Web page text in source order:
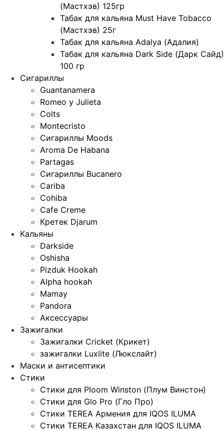
(Мастхэв) 125гр
Табак для кальяна Must Have Tobacco
(Мастхэв) 25г
Табак для кальяна Adalya (Адалия)
Табак для кальяна Dark Side (Дарк Сайд)
100 гр
Сигариллы
Guantanamera
Romeo y Julieta
Colts
Montecristo
Сигариллы Moods
Aroma De Habana
Partagas
Сигариллы Bucanero
Cariba
Cohiba
Cafe Creme
Кретек Djarum
Кальяны
Darkside
Oshisha
Pizduk Hookah
Alpha hookah
Mamay
Pandora
Аксессуары
Зажигалки
Зажигалки Cricket (Крикет)
зажигалки Luxlite (Люкслайт)
Маски и антисептики
Стики
Стики для Ploom Winston (Плум Винстон)
Стики для Glo Pro (Гло Про)
Стики TEREA Армения для IQOS ILUMA
Стики TEREA Казахстан для IQOS ILUMA